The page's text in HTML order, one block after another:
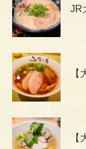
JR